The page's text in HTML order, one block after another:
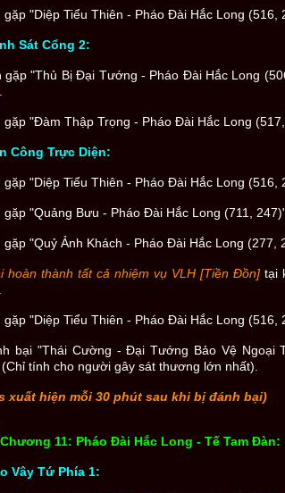
"Diệp Tiểu Thiên - Pháo Đài Hắc Long (516,
Sát Cổng 2:
gặp "Thủ Bị Đại Tướng - Pháo Đài Hắc Long
gặp "Đàm Thập Trọng - Pháo Đài Hắc Long (517,
Công Trực Diện:
"Diệp Tiểu Thiên - Pháo Đài Hắc Long (516,
"Quảng Bưu - Pháo Đài Hắc Long (711,
"Quỷ Ảnh Khách - Pháo Đài Hắc Long (277,
hoàn thành tất cả nhiệm vụ VLH [Tiền Đồn] tại
"Diệp Tiểu Thiên - Pháo Đài Hắc Long (516,
bại "Thái Cường - Đại Tướng Bảo Vệ Ngoại
(Chỉ tính cho người gây sát thương lớn nhất)
xuất hiện mỗi 30 phút sau khi bị đánh bại)
Chương 11: Pháo Đài Hắc Long - Tế Tam Đàn:
Vây Tứ Phía 1: